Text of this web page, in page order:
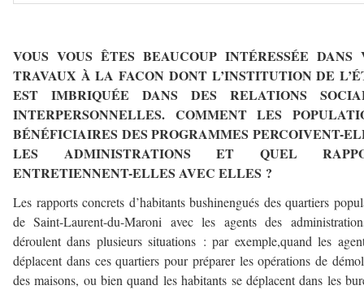
VOUS VOUS ÊTES BEAUCOUP INTÉRESSÉE DANS
TRAVAUX À LA FACON DONT L’INSTITUTION DE
EST IMBRIQUÉE DANS DES RELATIONS
INTERPERSONNELLES. COMMENT LES
BÉNÉFICIAIRES DES PROGRAMMES PERCOIVENT-
LES ADMINISTRATIONS ET QUEL
ENTRETIENNENT-ELLES AVEC ELLES ?
Les rapports concrets d’habitants bushinengués des quartiers
de Saint-Laurent-du-Maroni avec les agents des
déroulent dans plusieurs situations : par exemple,quand les
déplacent dans ces quartiers pour préparer les opérations de
des maisons, ou bien quand les habitants se déplacent dans les